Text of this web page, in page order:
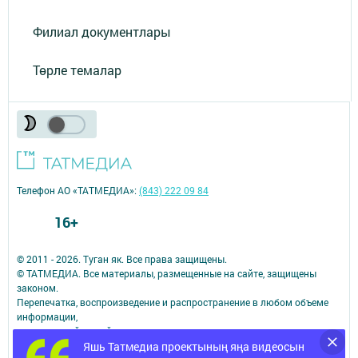
Филиал документлары
Төрле темалар
Яшь Татмедиа проектының яңа видеосын
© 2011 - 2026. Туган як. Все права защищены.
© ТАТМЕДИА. Все материалы, размещенные на сайте, защищены
законом.
Перепечатка, воспроизведение и распространение в любом объеме
информации,
размещенной на сайте, возможна только с письменного согласия
редакций СМИ.
Телефон АО «ТАТМЕДИА»:(843) 222 09 84
16+